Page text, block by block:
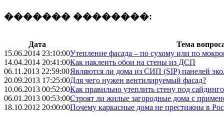
������� ��������:
Дата
Тема
15.06.2014 23:10:00Утепление фасада – по сухому или по
14.04.2014 20:41:00Как наклеить обои на стены из ДСП
06.11.2013 22:59:00Являются ли дома из СИП (SIP) панелей
20.09.2013 17:25:00Для чего нужен вентилируемый фасад?
10.06.2013 00:52:00Как правильно утеплить стену под
06.01.2013 00:53:00Строят ли жилые загородные дома с
18.10.2012 20:00:00Почему каркасные дома не престижны в